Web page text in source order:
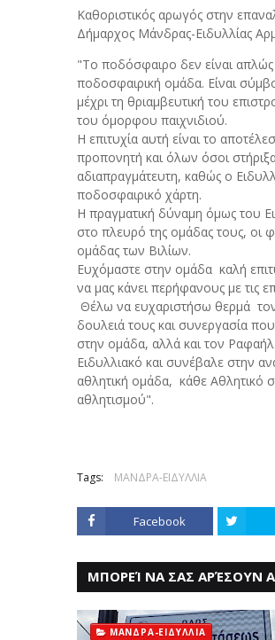
Καθοριστικός αρωγός στην
Δήμαρχος Μάνδρας-Ειδυλλίας
"Το ποδόσφαιρο δεν είναι απλώς
ποδοσφαιρική ομάδα. Είναι
μέχρι τη θριαμβευτική του
του όμορφου παιχνιδιού.
Η επιτυχία αυτή είναι το
προπονητή και όλων όσοι
αδιαπραγμάτευτη, καθώς ο
ποδοσφαιρικό χάρτη.
Η πραγματική δύναμη όμως του
στο πλευρό της ομάδας τους, οι
ομάδας των Βιλίων.
Ευχόμαστε στην ομάδα καλή
να μας κάνει περήφανους με τις
Θέλω να ευχαριστήσω θερμά
δουλειά τους και συνεργασία
στην ομάδα, αλλά και τον Ραφαήλ
Ειδυλλιακό και συνέβαλε στην
αθλητική ομάδα, κάθε Αθλητικό
αθλητισμού".
Tags: ΜΑΝΔΡΑ-ΕΙΔΥΛΛΙΑ
Facebook
ΜΠΟΡΕΊ ΝΑ ΣΑΣ ΑΡΈΣΟΥΝ
ΜΑΝΔΡΑ-ΕΙΔΥΛΛΙΑ